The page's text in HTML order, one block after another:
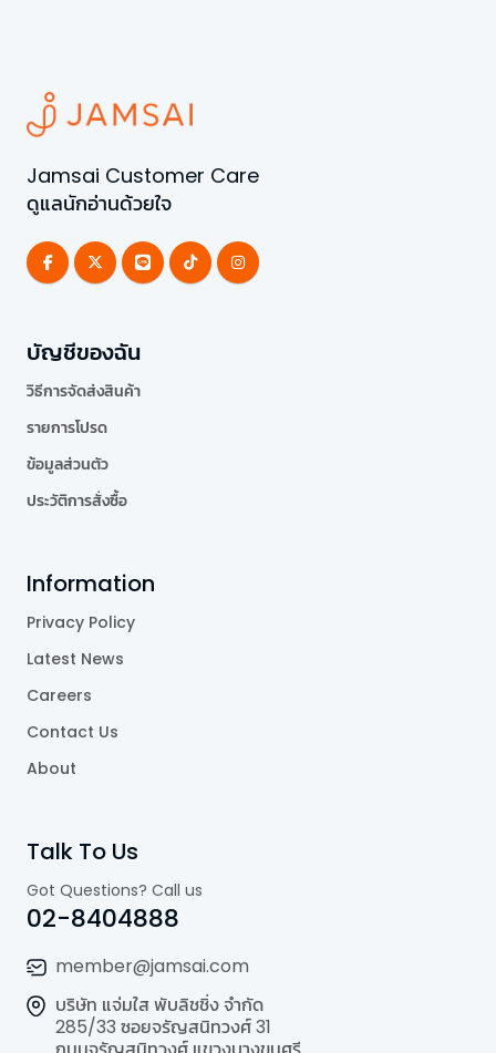
Jamsai Customer Care
ดูแลนักอ่านด้วยใจ
บัญชีของฉัน
วิธีการจัดส่งสินค้า
รายการโปรด
ข้อมูลส่วนตัว
ประวัติการสั่งซื้อ
Information
Privacy Policy
Latest News
Careers
Contact Us
About
Talk To Us
Got Questions? Call us
02-8404888
member@jamsai.com
บริษัท แจ่มใส พับลิชชิ่ง จำกัด
285/33 ซอยจรัญสนิทวงศ์ 31